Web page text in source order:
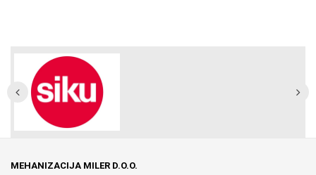
MEHANIZACIJA MILER D.O.O.